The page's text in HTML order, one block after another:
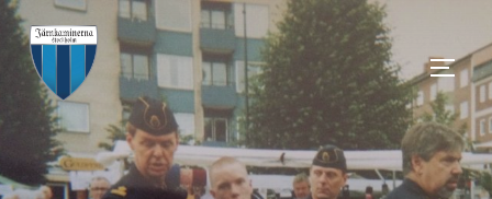
Hoppa
innehåll
SLÅ